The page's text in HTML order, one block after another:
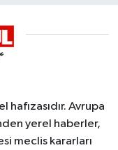
Avrupa
yerel haberler,
meclis kararları